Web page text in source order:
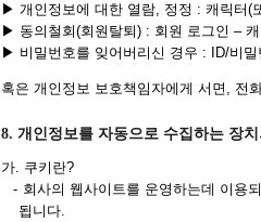
▶ 개인정보에 대한 열람, 정정 : 캐릭터(
▶ 동의철회(회원탈퇴) : 회원 로그인 –
▶ 비밀번호를 잊어버리신 경우 : ID/비밀
혹은 개인정보 보호책임자에게 서면, 전
8. 개인정보를 자동으로 수집하는 장
가. 쿠키란?
- 회사의 웹사이트를 운영하는데 이용
됩니다.